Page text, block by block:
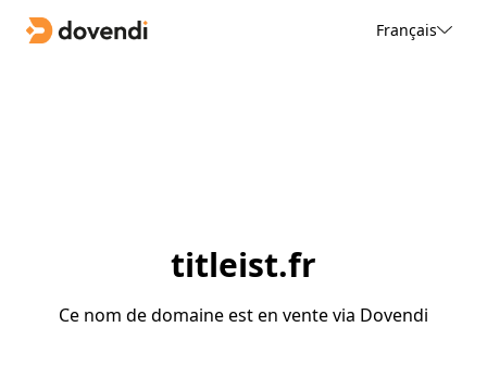
Français
titleist.fr
Ce nom de domaine est en vente via Dovendi